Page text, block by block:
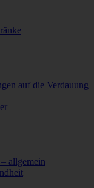
auf die Verdauung
allgemein